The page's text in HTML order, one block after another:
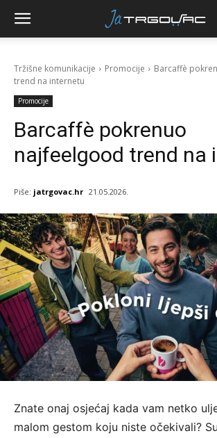
Tržišne komunikacije Promocije
Barcaffè
trend na internetu
Promocije
Barcaffè pokrenuo
najfeelgood trend na
Piše: jatrgovac.hr 21.05.2026.
Znate onaj osjećaj kada vam netko
malom gestom koju niste očekivali?